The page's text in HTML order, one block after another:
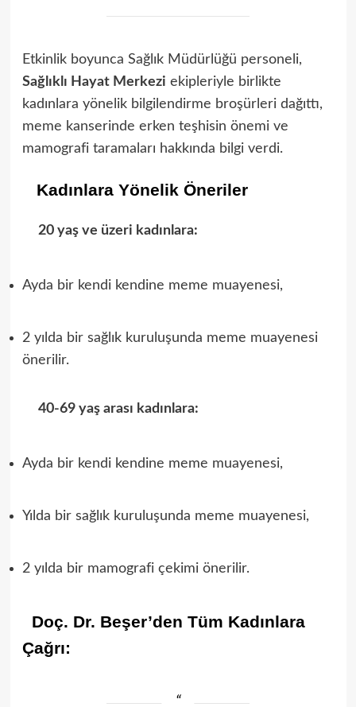
Etkinlik boyunca Sağlık Müdürlüğü personeli,
Sağlıklı Hayat Merkezi ekipleriyle birlikte
kadınlara yönelik bilgilendirme broşürleri dağıttı,
meme kanserinde erken teşhisin önemi ve
mamografi taramaları hakkında bilgi verdi.
Kadınlara Yönelik Öneriler
20 yaş ve üzeri kadınlara:
Ayda bir kendi kendine meme muayenesi,
2 yılda bir sağlık kuruluşunda meme muayenesi
önerilir.
40-69 yaş arası kadınlara:
Ayda bir kendi kendine meme muayenesi,
Yılda bir sağlık kuruluşunda meme muayenesi,
2 yılda bir mamografi çekimi önerilir.
Doç. Dr. Beşer’den Tüm Kadınlara
Çağrı: